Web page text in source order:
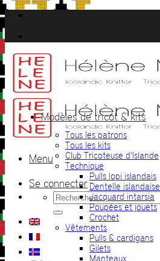
Passer
au
contenu
Menu
Se connecter
Recherche
pour :
Modèles de tricot & kits
Tous les patrons
Tous les kits
Club Tricoteuse d’Islande
Technique
Pulls lopi islandais
Dentelle islandaise
Jacquard intarsia
Poupées et jouets
Crochet
Vêtements
Pulls & cardigans
Gilets
Manteaux